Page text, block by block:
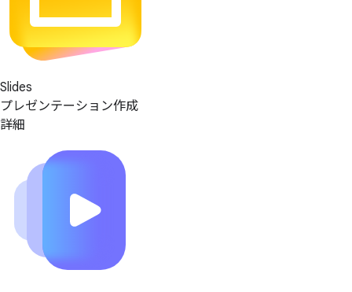
Slides
プレゼンテーション作成
詳細